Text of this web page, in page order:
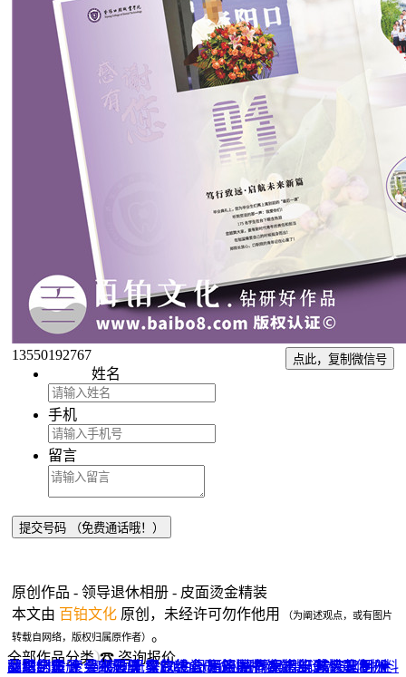
13550192767 点此，复制微信号
姓名
手机
留言
原创作品 - 领导退休相册 - 皮面烫金精装
本文由 百铂文化 原创，未经许可勿作他用
（为阐述观点，或有图片
转载自网络，版权归属原作者） 。
全部作品分类 ☎ 咨询报价
品牌全案 ▼ 宣传画册 VI+LOGO 企业刊物 包装设计 宣传物料
网站UI设计 导视设计 餐饮设计 酒店品牌设计 纪念相册 ▼
企业纪念册 聚会纪念册 毕业纪念册 领导/同事相册 成人礼相册
战友纪念册 个人影集 家庭/生日相册 旅行纪念册 精装定制 ▼
菜谱制作 企业邮册 光盘包装盒 高端楼书 家谱族谱 家具画册